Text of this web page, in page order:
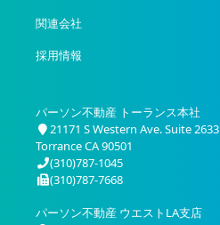
関連会社
採用情報
パーソン不動産 トーランス本社
21171 S Western Ave. Suite 2633
Torrance CA 90501
(310)787-1045
(310)787-7668
パーソン不動産 ウエストLA支店